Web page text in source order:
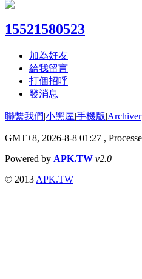
15521580523
加為好友
給我留言
打個招呼
發消息
聯繫我們|小黑屋|手機版|Archiver|
GMT+8, 2026-8-8 01:27 ,
Powered by APK.TW v2.0
© 2013 APK.TW